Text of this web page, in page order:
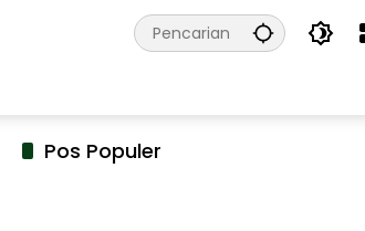
Pos Populer